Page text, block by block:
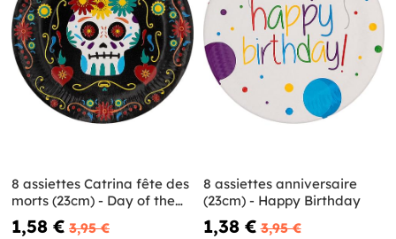
8 assiettes Catrina fête des
morts (23cm) - Day of the
Dead
1,58 € 3,95 €
8 assiettes anniversaire
(23cm) - Happy Birthday
1,38 € 3,95 €